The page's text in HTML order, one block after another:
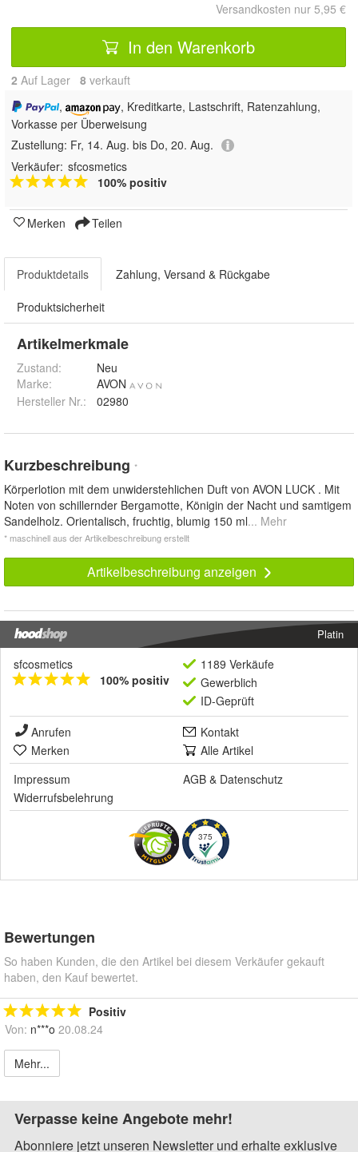
Versandkosten nur 5,95 €
In den Warenkorb
2 Auf Lager 8 verkauft
,
, Kreditkarte, Lastschrift, Ratenzahlung,
Vorkasse per Überweisung
Zustellung: Fr, 14. Aug. bis Do, 20. Aug.
Verkäufer: sfcosmetics
100% positiv
Merken Teilen
Produktdetails Zahlung, Versand & Rückgabe
Produktsicherheit
Artikelmerkmale
Zustand:
Neu
Marke:
AVON
Hersteller Nr.:
02980
Kurzbeschreibung *
Körperlotion mit dem unwiderstehlichen Duft von AVON LUCK . Mit
Noten von schillernder Bergamotte, Königin der Nacht und samtigem
Sandelholz. Orientalisch, fruchtig, blumig 150 ml... Mehr
* maschinell aus der Artikelbeschreibung erstellt
Artikelbeschreibung anzeigen
Platin
sfcosmetics
100% positiv
1189 Verkäufe
Gewerblich
ID-Geprüft
Anrufen
Kontakt
Merken
Alle Artikel
Impressum
AGB & Datenschutz
Widerrufsbelehrung
375
Bewertungen
So haben Kunden, die den Artikel bei diesem Verkäufer gekauft
haben, den Kauf bewertet.
Positiv
Von: n***o 20.08.24
Mehr...
Verpasse keine Angebote mehr!
Abonniere jetzt unseren Newsletter und erhalte exklusive